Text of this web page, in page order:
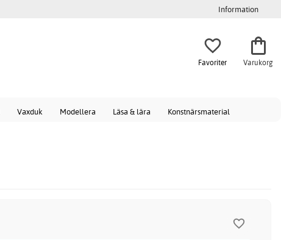
Information
Favoriter Varukorg
Vaxduk Modellera Läsa & lära Konstnärsmaterial